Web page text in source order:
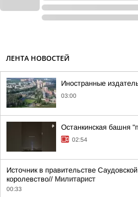
ЛЕНТА НОВОСТЕЙ
Иностранные
03:00
Останкинская башня
02:54
Источник в правительстве
королевство// Милитарист
00:33